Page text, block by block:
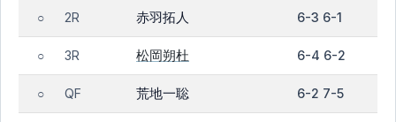
○ 2R 赤羽拓人 6-3 6-1
○ 3R 松岡朔杜 6-4 6-2
○ QF 荒地一聡 6-2 7-5